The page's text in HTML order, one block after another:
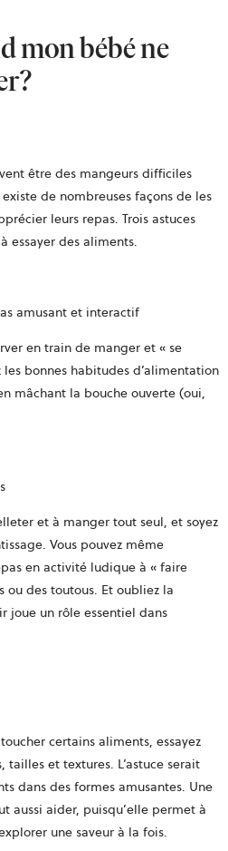
mon bébé ne
être des mangeurs difficiles
de nombreuses façons de les
leurs repas. Trois astuces
essayer des aliments.
amusant et interactif
en train de manger et « se
bonnes habitudes d’alimentation
mâchant la bouche ouverte (oui,
et à manger tout seul, et soyez
Vous pouvez même
en activité ludique à « faire
ou des toutous. Et oubliez la
joue un rôle essentiel dans
certains aliments, essayez
et textures. L’astuce serait
dans des formes amusantes. Une
aussi aider, puisqu’elle permet à
une saveur à la fois.